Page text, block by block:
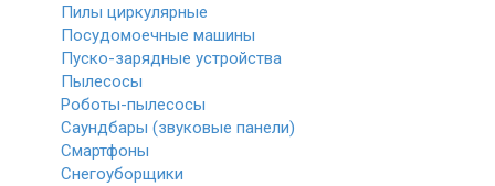
Пилы циркулярные
Посудомоечные машины
Пуско-зарядные устройства
Пылесосы
Роботы-пылесосы
Саундбары (звуковые панели)
Смартфоны
Снегоуборщики